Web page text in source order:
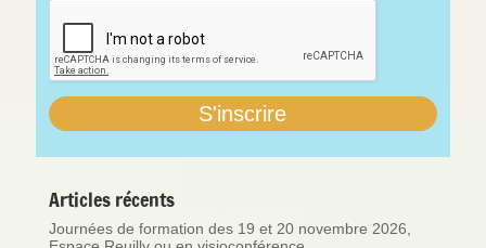
Articles récents
Journées de formation des 19 et 20 novembre 2026,